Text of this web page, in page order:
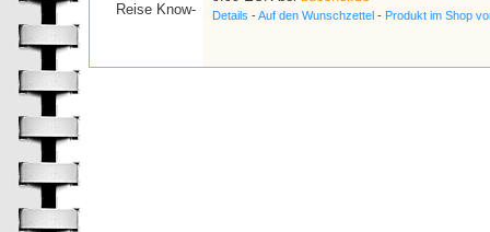
Details -Auf den Wunschzettel - Produkt im Shop